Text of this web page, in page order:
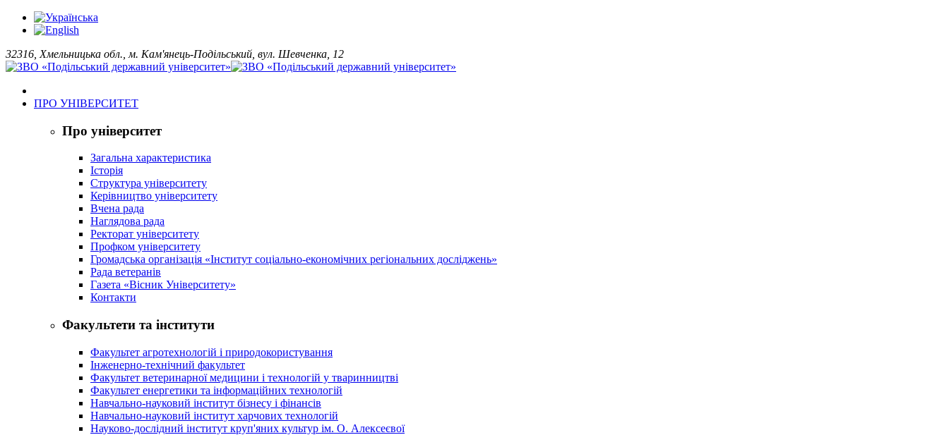
32316, Хмельницька обл., м. Кам'янець-Подільський, вул. Шевченка, 12
ПРО УНІВЕРСИТЕТ
Про університет
Загальна характеристика
Історія
Структура університету
Керівництво університету
Вчена рада
Наглядова рада
Ректорат університету
Профком університету
Громадська організація «Інститут соціально-економічних регіональних досліджень»
Рада ветеранів
Газета «Вісник Університету»
Контакти
Факультети та інститути
Факультет агротехнологій і природокористування
Інженерно-технічний факультет
Факультет ветеринарної медицини і технологій у тваринництві
Факультет енергетики та інформаційних технологій
Навчально-науковий інститут бізнесу і фінансів
Навчально-науковий інститут харчових технологій
Науково-дослідний інститут круп'яних культур ім. О. Алексеєвої